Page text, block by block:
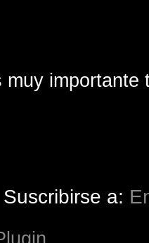
muy
Suscribirse a: